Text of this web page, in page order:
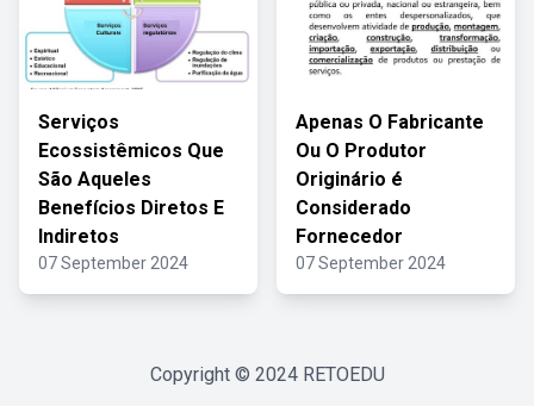
Serviços
Ecossistêmicos Que
São Aqueles
Benefícios Diretos E
Indiretos
07 September 2024
Apenas O Fabricante
Ou O Produtor
Originário é
Considerado
Fornecedor
07 September 2024
Copyright © 2024 RETOEDU